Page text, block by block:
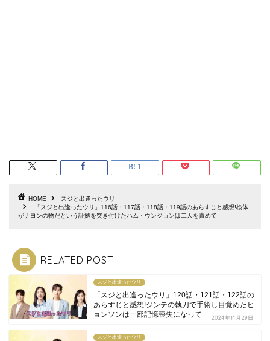
1
HOME
スジと出逢ったウリ
「スジと出逢ったウリ」116話・117話・118話・119話のあらすじと感想!検体
がナヨンの物だという証拠を突き付けたハム・ウンジョンは二人を責めて
RELATED POST
スジと出逢ったウリ
「スジと出逢ったウリ」120話・121話・122話の
あらすじと感想!ジンテの執刀で手術し目覚めたヒ
ョンソンは一部記憶喪失になって
2024年11月29日
スジと出逢ったウリ